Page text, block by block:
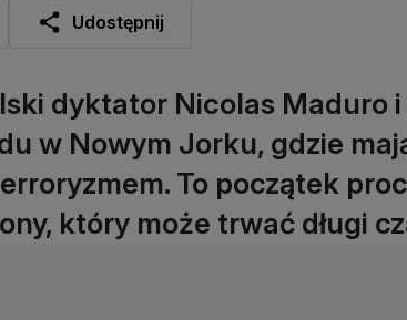
Udostępnij
dyktator Nicolas Maduro i
w Nowym Jorku, gdzie
To początek
który może trwać długi